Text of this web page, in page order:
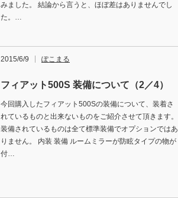
みました。 結論から言うと、ほぼ差はありませんでし
た。…
2015/6/9 ぽこまる
フィアット500S 装備について（2／4）
今回購入したフィアット500Sの装備について、装着さ
れているものと出来ないものをご紹介させて頂きます。
装備されているものは全て標準装備でオプションではあ
りません。 内装 装備 ルームミラーが防眩タイプの物が
付…